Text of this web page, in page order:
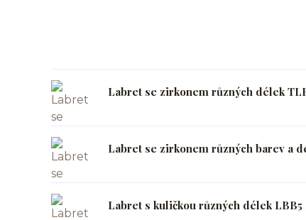
Labret se zirkonem různých délek
Labret se zirkonem různých barev a
Labret s kuličkou různých délek